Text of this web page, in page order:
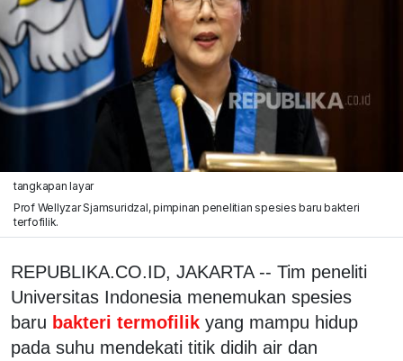
tangkapan layar
Prof Wellyzar Sjamsuridzal, pimpinan penelitian spesies baru bakteri
terfofilik.
REPUBLIKA.CO.ID, JAKARTA -- Tim peneliti
Universitas Indonesia menemukan spesies
baru bakteri termofilik yang mampu hidup
pada suhu mendekati titik didih air dan